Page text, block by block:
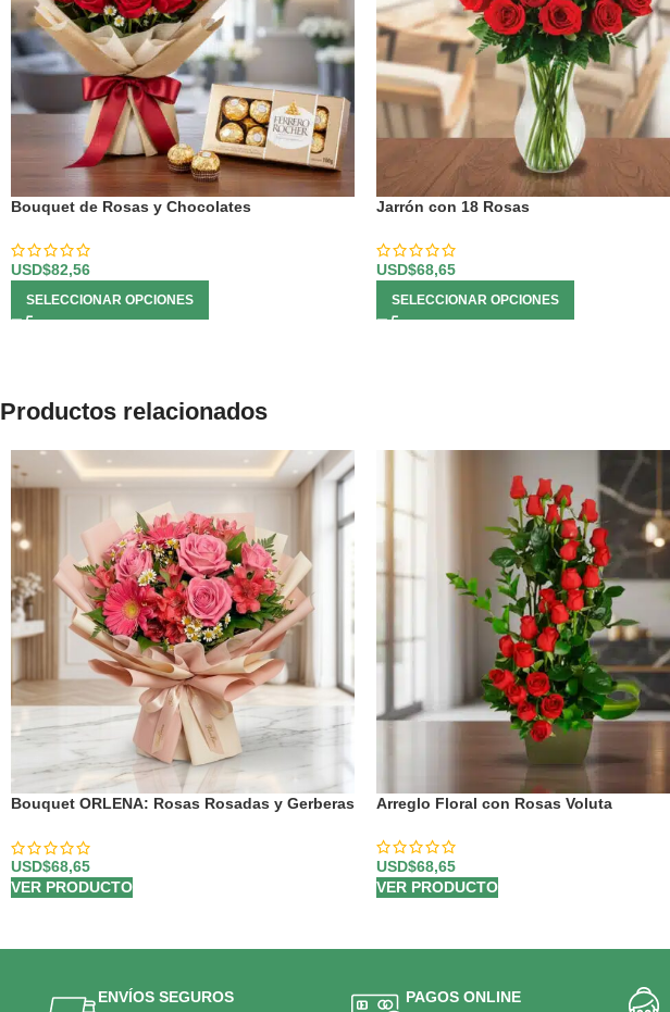
Bouquet de Rosas y Chocolates
USD$82,56
SELECCIONAR OPCIONES
Jarrón con 18 Rosas
USD$68,65
SELECCIONAR OPCIONES
Productos relacionados
Bouquet ORLENA: Rosas Rosadas y Gerberas
USD$68,65
VER PRODUCTO
Arreglo Floral con Rosas Voluta
USD$68,65
VER PRODUCTO
ENVÍOS SEGUROS
PAGOS ONLINE